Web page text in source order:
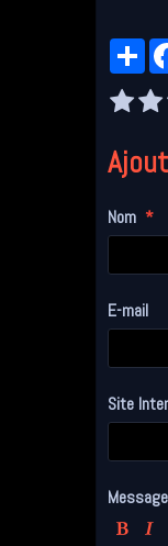
Nom
E-mail
Site
Message